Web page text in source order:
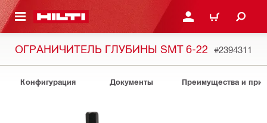
КОНТЕНТУ ВОЙДИТЕ В СВОЮ
КОРЗИНА
ОГРАНИЧИТЕЛЬ ГЛУБИНЫ SMT 6-22 #2394311
Конфигурация Документы Преимущества и